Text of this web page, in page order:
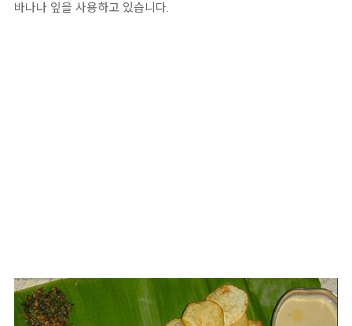
바나나 잎을 사용하고 있습니다.